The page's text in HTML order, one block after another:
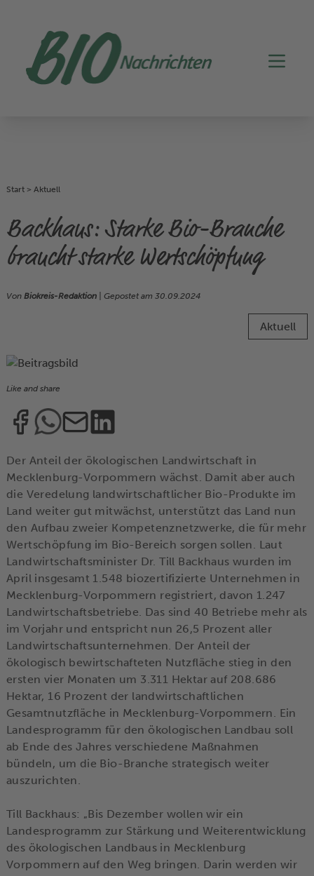
Start > Aktuell
Backhaus: Starke Bio-Branche
braucht starke Wertschöpfung
Von Biokreis-Redaktion| Gepostet am 30.09.2024
Aktuell
Like and share
Der Anteil der ökologischen Landwirtschaft in
Mecklenburg-Vorpommern wächst. Damit aber auch
die Veredelung landwirtschaftlicher Bio-Produkte im
Land weiter gut mitwächst, unterstützt das Land nun
den Aufbau zweier Kompetenznetzwerke, die für mehr
Wertschöpfung im Bio-Bereich sorgen sollen. Laut
Landwirtschaftsminister Dr. Till Backhaus wurden im
April insgesamt 1.548 biozertifizierte Unternehmen in
Mecklenburg-Vorpommern registriert, davon 1.247
Landwirtschaftsbetriebe. Das sind 40 Betriebe mehr als
im Vorjahr und entspricht nun 26,5 Prozent aller
Landwirtschaftsunternehmen. Der Anteil der
ökologisch bewirtschafteten Nutzfläche stieg in den
ersten vier Monaten um 3.311 Hektar auf 208.686
Hektar, 16 Prozent der landwirtschaftlichen
Gesamtnutzfläche in Mecklenburg-Vorpommern. Ein
Landesprogramm für den ökologischen Landbau soll
ab Ende des Jahres verschiedene Maßnahmen
bündeln, um die Bio-Branche strategisch weiter
auszurichten.
Till Backhaus: „Bis Dezember wollen wir ein
Landesprogramm zur Stärkung und Weiterentwicklung
des ökologischen Landbaus in Mecklenburg
Vorpommern auf den Weg bringen. Darin werden wir